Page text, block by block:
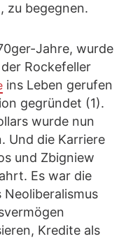
zu begegnen.
Jahre, wurde
Rockefeller
ins Leben gerufen
gegründet (1).
wurde nun
Und die Karriere
und Zbigniew
Es war die
Neoliberalismus
Kredite als